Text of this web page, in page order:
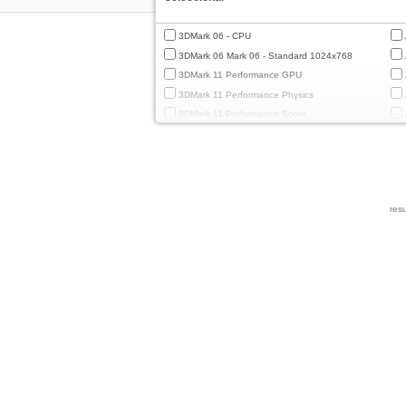
3DMark 06 - CPU
3DMark 06 Mark 06 - Standard 1024x768
3DMark 11 Performance GPU
3DMark 11 Performance Physics
3DMark 11 Performance Score